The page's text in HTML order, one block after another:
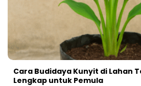
Cara Budidaya Kunyit di Lahan
Lengkap untuk Pemula